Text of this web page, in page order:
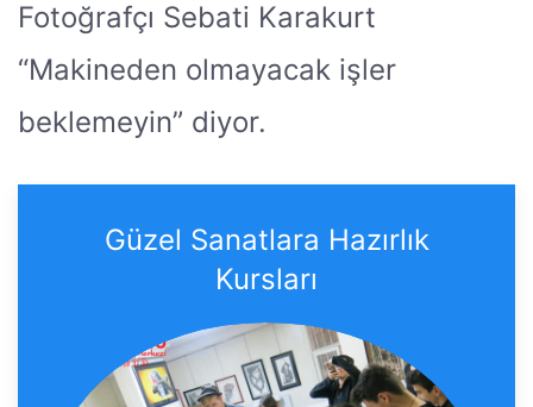
Fotoğrafçı Sebati Karakurt
“Makineden olmayacak işler
beklemeyin” diyor.
Güzel Sanatlara Hazırlık
Kursları